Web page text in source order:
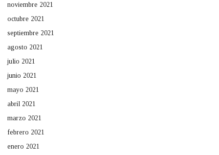
noviembre 2021
octubre 2021
septiembre 2021
agosto 2021
julio 2021
junio 2021
mayo 2021
abril 2021
marzo 2021
febrero 2021
enero 2021